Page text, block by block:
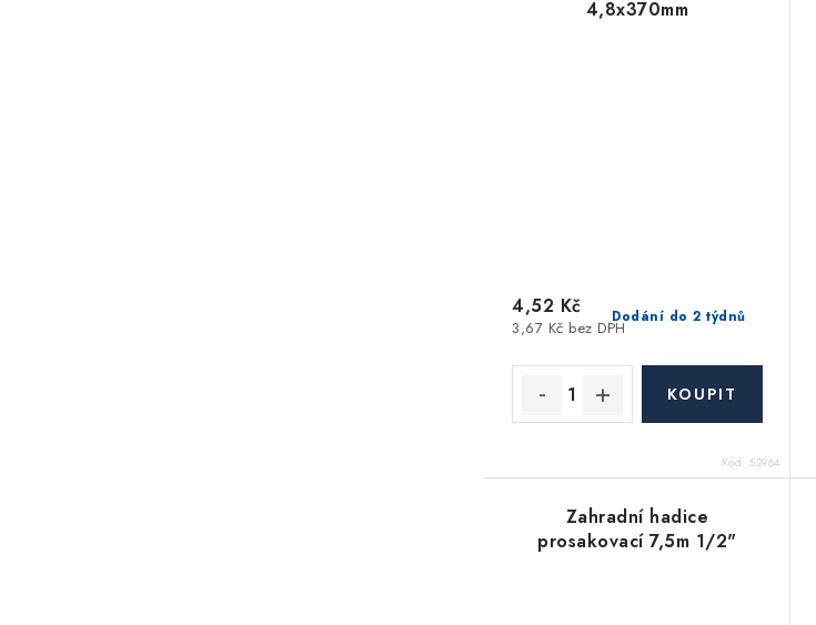
4,8x370mm
Dodání do 2 týdnů
3,67 Kč bez DPH
4,52 Kč
Kód:52964
Zahradní hadice
prosakovací 7,5m 1/2"